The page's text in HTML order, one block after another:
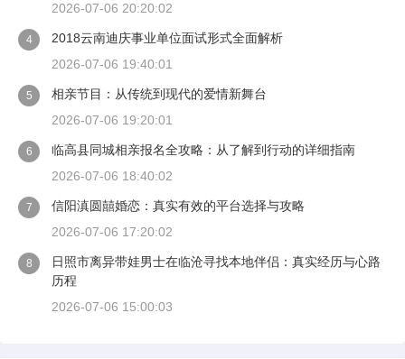
2026-07-06 20:20:02
4
2018云南迪庆事业单位面试形式全面解析
2026-07-06 19:40:01
5
相亲节目：从传统到现代的爱情新舞台
2026-07-06 19:20:01
6
临高县同城相亲报名全攻略：从了解到行动的详细指南
2026-07-06 18:40:02
7
信阳滇圆囍婚恋：真实有效的平台选择与攻略
2026-07-06 17:20:02
8
日照市离异带娃男士在临沧寻找本地伴侣：真实经历与心路
历程
2026-07-06 15:00:03